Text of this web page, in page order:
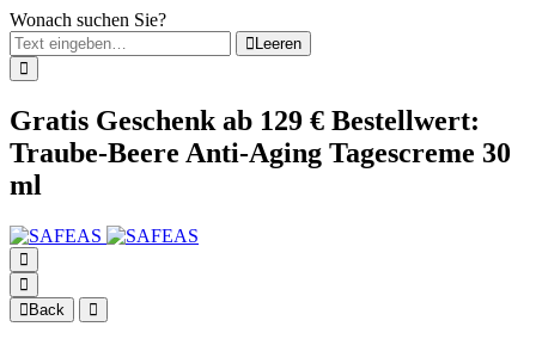
Wonach suchen Sie?
Leeren
Gratis Geschenk ab 129 € Bestellwert:
Traube-Beere Anti-Aging Tagescreme 30
ml
Back